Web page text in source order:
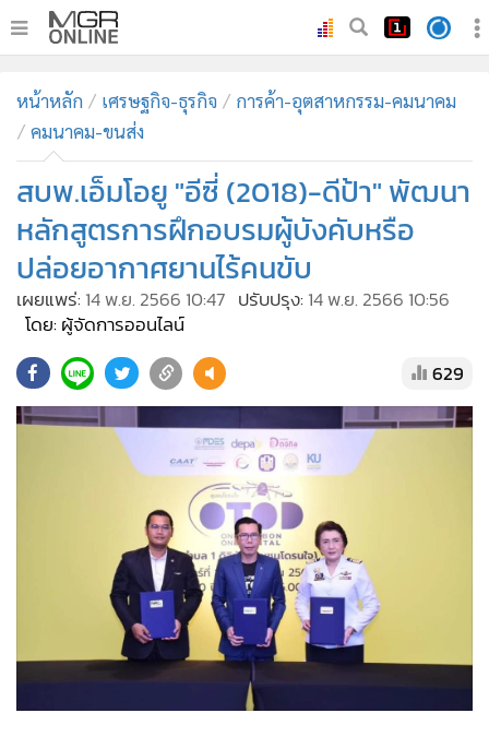
ทันเหตุการณ์
ภาคใต้
• ภูมิภาค
• Online Section
บันเทิง
• ผู้จัดการรายวัน
คอลัมนิสต์
• ละคร
• CbizReview
• Cyber BIZ
Good health & Well-being
Green Innovation & SD
Management & HR
Infographic
• การเมือง
หน้าหลัก เศรษฐกิจ-ธุรกิจ
การค้า-อุตสาหกรรม-คมนาคม
คมนาคม-ขนส่ง
สบพ.เอ็มโอยู "อีซี่ (2018)-ดีป้า" พัฒนา
หลักสูตรการฝึกอบรมผู้บังคับหรือ
ปล่อยอากาศยานไร้คนขับ
เผยแพร่: 14 พ.ย. 2566 10:47 ปรับปรุง: 14 พ.ย. 2566 10:56
โดย: ผู้จัดการออนไลน์
629